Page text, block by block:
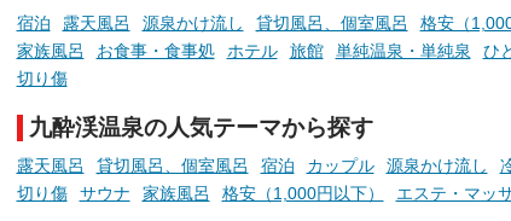
宿泊 露天風呂 源泉かけ流し 貸切風呂、個室風呂
格安（
家族風呂
お食事・食事処 ホテル 旅館 単純温泉・単純泉
ひ
切り傷
九酔渓温泉の人気テーマから探す
露天風呂 貸切風呂、個室風呂 宿泊 カップル 源泉かけ流し
切り傷
サウナ 家族風呂 格安（1,000円以下） エステ・マッ